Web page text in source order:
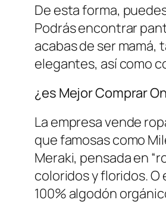
De esta forma,
Podrás encontrar
acabas de ser
elegantes, así como
¿es Mejor Comprar
La empresa vende
que famosas como
Meraki, pensada en
coloridos y floridos.
100% algodón